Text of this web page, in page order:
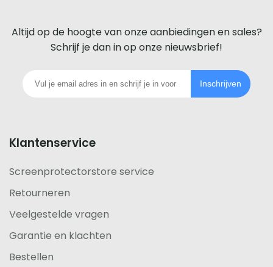
voor
iedere
telefoon
Altijd op de hoogte van onze aanbiedingen en sales?
Schrijf je dan in op onze nieuwsbrief!
Inschrijven
Klantenservice
Screenprotectorstore service
Retourneren
Veelgestelde vragen
Garantie en klachten
Bestellen